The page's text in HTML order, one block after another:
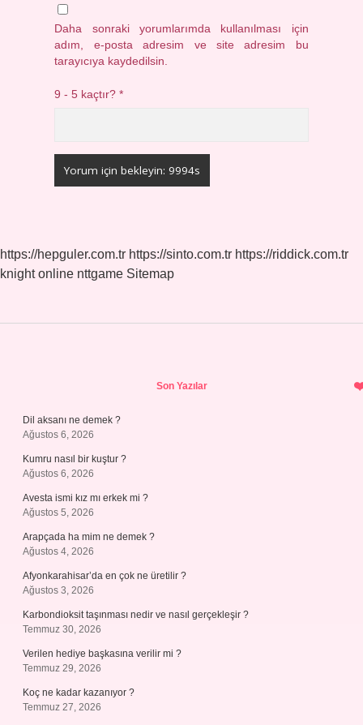
Daha sonraki yorumlarımda kullanılması için
adım, e-posta adresim ve site adresim bu
tarayıcıya kaydedilsin.
9 - 5 kaçtır?*
https://hepguler.com.tr https://sinto.com.tr https://riddick.com.tr
knight online nttgame Sitemap
Son Yazılar
Dil aksanı ne demek ?
Ağustos 6, 2026
Kumru nasıl bir kuştur ?
Ağustos 6, 2026
Avesta ismi kız mı erkek mi ?
Ağustos 5, 2026
Arapçada ha mim ne demek ?
Ağustos 4, 2026
Afyonkarahisar’da en çok ne üretilir ?
Ağustos 3, 2026
Karbondioksit taşınması nedir ve nasıl gerçekleşir ?
Temmuz 30, 2026
Verilen hediye başkasına verilir mi ?
Temmuz 29, 2026
Koç ne kadar kazanıyor ?
Temmuz 27, 2026